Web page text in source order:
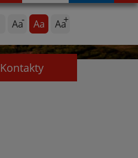
Aa Aa Aa
Kontakty